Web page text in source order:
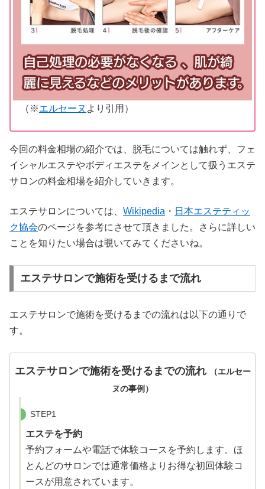
（※エルセーヌ より引用）
今回の料金相場の紹介では、脱毛については触れず、フェ
イシャルエステやボディエステをメインとして扱うエステ
サロンの料金相場を紹介していきます。
エステサロンについては、 Wikipedia ・ 日本エステティッ
ク協会のページを参考にさせて頂きました。さらに詳しい
ことを知りたい場合は覗いてみてくださいね。
エステサロンで施術を受けるまで流れ
エステサロンで施術を受けるまでの流れは以下の通りで
す。
エステサロンで施術を受けるまでの流れ
（エルセー
ヌの事例）
STEP1
エステを予約
予約フォームや電話で体験コースを予約します。ほ
とんどのサロンでは通常価格よりお得な初回体験コ
ースが用意されています。